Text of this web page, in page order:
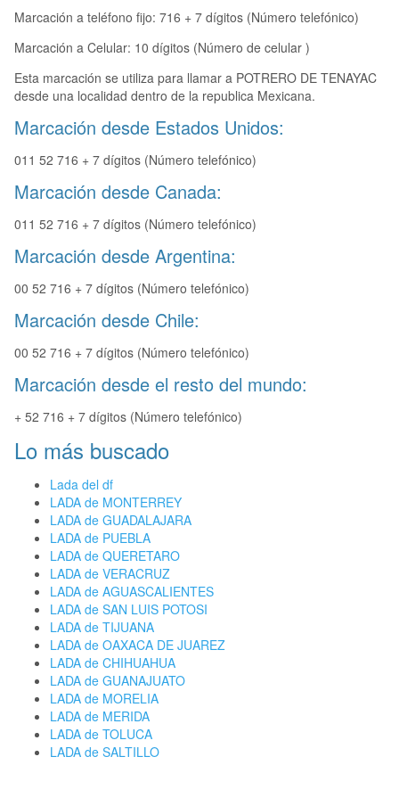
Marcación a teléfono fijo: 716 + 7 dígitos (Número telefónico)
Marcación a Celular: 10 dígitos (Número de celular )
Esta marcación se utiliza para llamar a POTRERO DE TENAYAC
desde una localidad dentro de la republica Mexicana.
Marcación desde Estados Unidos:
011 52 716 + 7 dígitos (Número telefónico)
Marcación desde Canada:
011 52 716 + 7 dígitos (Número telefónico)
Marcación desde Argentina:
00 52 716 + 7 dígitos (Número telefónico)
Marcación desde Chile:
00 52 716 + 7 dígitos (Número telefónico)
Marcación desde el resto del mundo:
+ 52 716 + 7 dígitos (Número telefónico)
Lo más buscado
Lada del df
LADA de MONTERREY
LADA de GUADALAJARA
LADA de PUEBLA
LADA de QUERETARO
LADA de VERACRUZ
LADA de AGUASCALIENTES
LADA de SAN LUIS POTOSI
LADA de TIJUANA
LADA de OAXACA DE JUAREZ
LADA de CHIHUAHUA
LADA de GUANAJUATO
LADA de MORELIA
LADA de MERIDA
LADA de TOLUCA
LADA de SALTILLO